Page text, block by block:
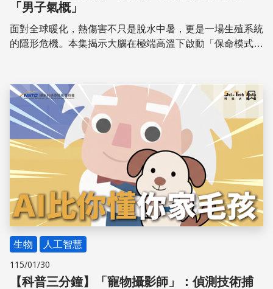
「男子氣概」
面對全球暖化，熱傷害不只是脫水中暑，更是一場生殖系統
的隱形危機。本集揭示大腦在極端高溫下啟動「保命模式」
擺，更會引發全身性的荷爾蒙連鎖災難。 本集邀請奇美醫
院醫學研究部張菁萍教授，解析高溫如何打亂「大腦、荷爾
蒙、精子」的平衡。透過大鼠實驗數據，解構精子畸形與睪
固酮下滑的關鍵機制，並探討「高壓氧預處理」等防護策
略，教你如何在炎熱環境中守護生殖健康與下一代的未來。
儲存
生物 人工智慧
115/01/30
【科普三分鐘】「寵物攝影師」：偵測技術捕